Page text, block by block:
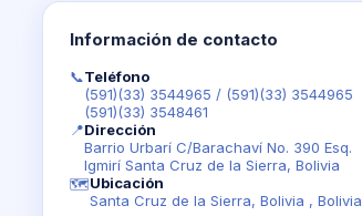
Información de contacto
📞Teléfono
(591)(33) 3544965 / (591)(33) 3544965
(591)(33) 3548461
📍Dirección
Barrio Urbarí C/Barachaví No. 390 Esq.
Igmirí Santa Cruz de la Sierra, Bolivia
🗺️Ubicación
Santa Cruz de la Sierra, Bolivia , Bolivia